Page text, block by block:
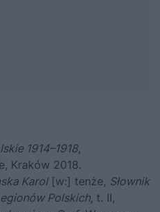
1914–1918,
Kraków 2018.
Karol[w:] tenże, Słownik
Polskich, t. II,